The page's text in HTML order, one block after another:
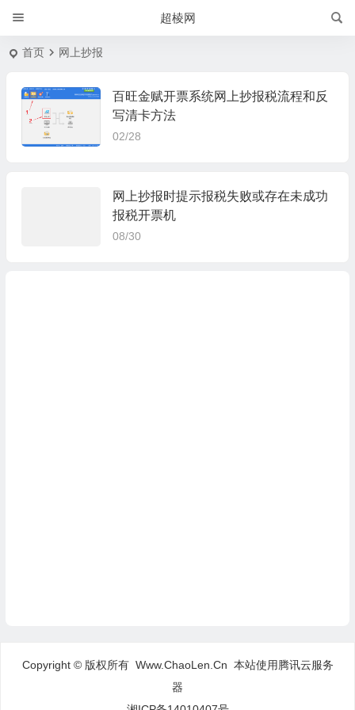
超棱网
首页 网上抄报
百旺金赋开票系统网上抄报税流程和反
写清卡方法
02/28
网上抄报时提示报税失败或存在未成功
报税开票机
08/30
Copyright © 版权所有 Www.ChaoLen.Cn 本站使用腾讯云服务
器